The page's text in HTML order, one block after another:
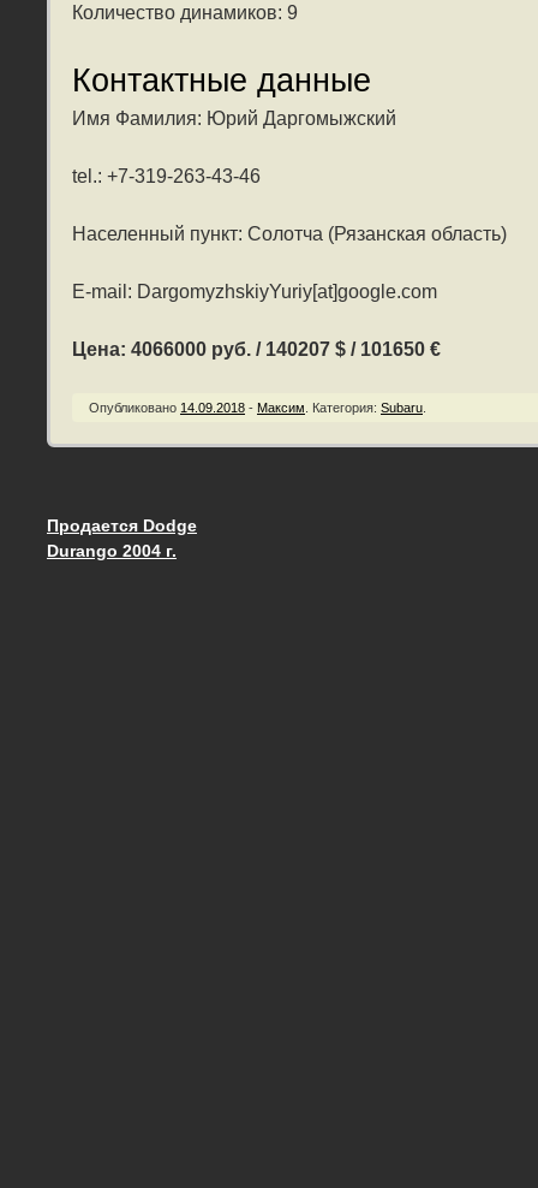
Количество динамиков: 9
Контактные данные
Имя Фамилия: Юрий Даргомыжский
tel.: +7-319-263-43-46
Населенный пункт: Солотча (Рязанская область)
E-mail: DargomyzhskiyYuriy[at]google.com
Цена: 4066000 руб. / 140207 $ / 101650 €
Опубликовано 14.09.2018 - Максим Категория: Subaru
Запись навигация
Продается Dodge
Durango 2004 г.